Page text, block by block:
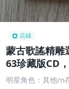
店鋪
蒙古歌謠精雕
63珍藏版CD
明星角色：其他/n